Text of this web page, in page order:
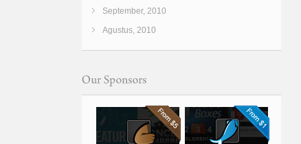
September, 2010
Agustus, 2010